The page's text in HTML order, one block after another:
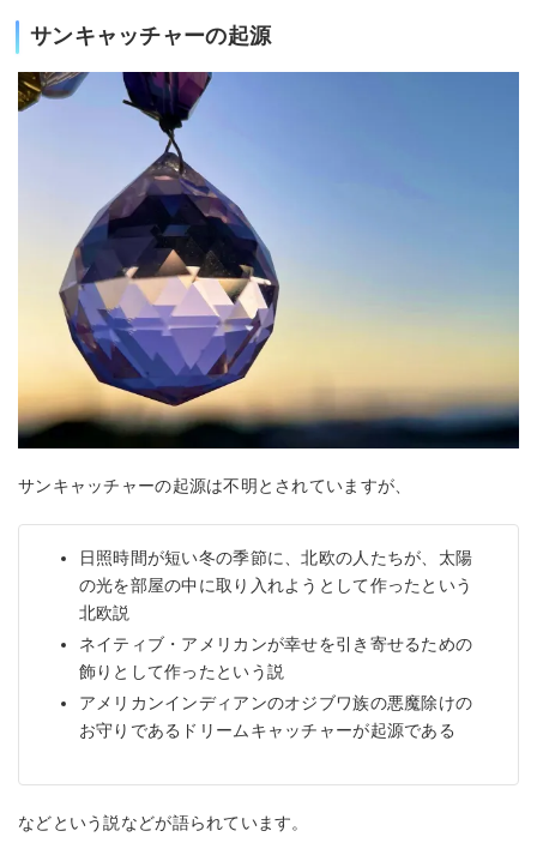
サンキャッチャーの起源
サンキャッチャーの起源は不明とされていますが、
日照時間が短い冬の季節に、北欧の人たちが、太陽
の光を部屋の中に取り入れようとして作ったという
北欧説
ネイティブ・アメリカンが幸せを引き寄せるための
飾りとして作ったという説
アメリカンインディアンのオジブワ族の悪魔除けの
お守りであるドリームキャッチャーが起源である
などという説などが語られています。